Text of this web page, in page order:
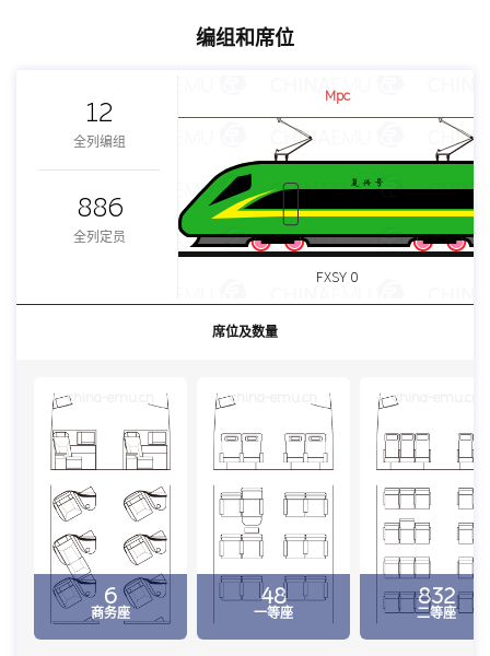
编组和席位
12
全列编组
886
全列定员
Mpc
FXSY 0
席位及数量
6
商务座
china-emu.cn
48
一等座
china-emu.cn
832
二等座
china-emu.cn